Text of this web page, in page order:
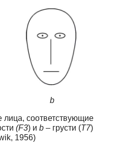
b
лица, соответствующие
(F3) и b –грусти (T7)
1956)